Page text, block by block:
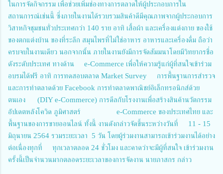
ในการจัดกิจกรรม เพื่อช่วยเพิ่มช่องทางการตลาดให้ผู้ประกอบการใน
สถานการณ์เช่นนี้ ซึ่งภายในงานได้รวบรวมสินค้าดีมีคุณภาพจากผู้ประกอบการ
วิสาหกิจชุมชนทั่วประเทศกว่า 140 ราย อาทิ เสื้อผ้า และเครื่องแต่งกาย ของใช้
ของตกแต่งบ้าน ของที่ระลึก สมุนไพรที่ไม่ใช่อาหาร อาหารและเครื่องดื่ม ถือว่า
ครบจบในงานเดียว นอกจากนั้น ภายในงานยังมีการจัดสัมมนาโดยมีวิทยากรชื่อ
ดังระดับประเทศ ทางด้าน e-Commerce เพื่อให้ความรู้แก่ผู้ที่สนใจเข้าร่วม
อบรมได้ฟรี อาทิ การทดสอบตลาด Market Survey การพื้นฐานการสำรวจ
และการทำตลาดด้วย Facebook การทำตลาดพาณิชย์อิเล็กทรอนิกส์ด้วย
ตนเอง (DIY e-Commerce) การดีลกับโรงงานเพื่อสร้างสินค้านวัตกรรม
อัปเดตหลังโควิด ภูมิศาสตร์ e-Commerce ของประเทศไทย และ
พื้นฐานของการขายออนไลน์ ทั้งนี้ งานดังกล่าวจัดขึ้นระหว่างวันที่ 11 - 15
มิถุนายน 2564 รวมระยะเวลา 5 วัน โดยผู้ร่วมงานสามารถเข้าร่วมงานได้อย่าง
ต่อเนื่องทุกที่ ทุกเวลาตลอด 24 ชั่วโมง และคาดว่าจะมีผู้ที่สนใจ เข้าร่วมงาน
ครั้งนี้เป็นจำนวนมากตลอดระยะเวลาของการจัดงาน นายภาสกร กล่าว